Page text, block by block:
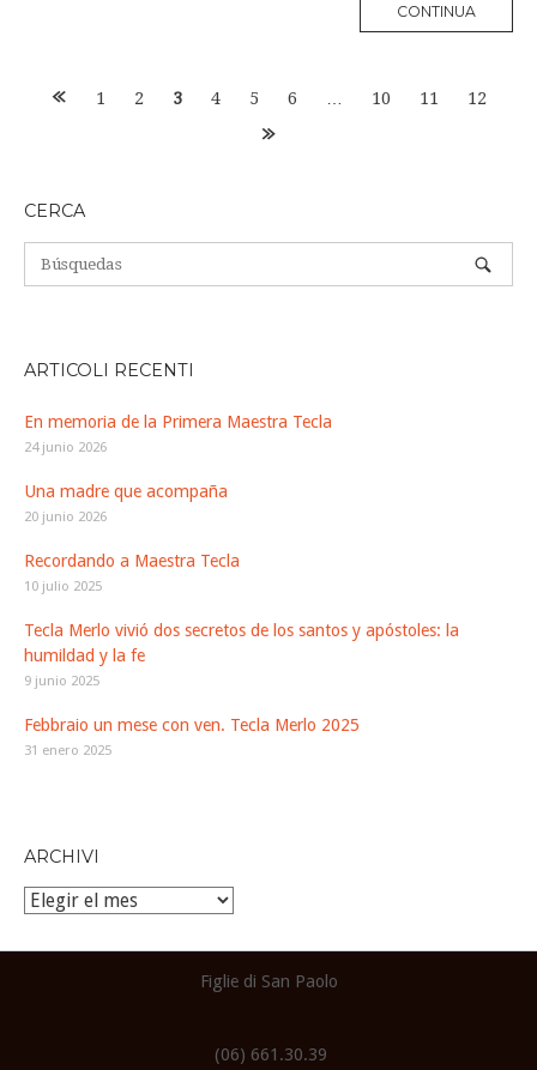
CONTINUAMORE
Navegación
1 2 3 4 5 6 10 11 12
CERCA
ARTICOLI RECENTI
En memoria de la Primera Maestra Tecla
24 junio 2026
Una madre que acompaña
20 junio 2026
Recordando a Maestra Tecla
10 julio 2025
Tecla Merlo vivió dos secretos de los santos y apóstoles: la
humildad y la fe
9 junio 2025
Febbraio un mese con ven. Tecla Merlo 2025
31 enero 2025
ARCHIVI
Archivi
Figlie di San Paolo
(06) 661.30.39